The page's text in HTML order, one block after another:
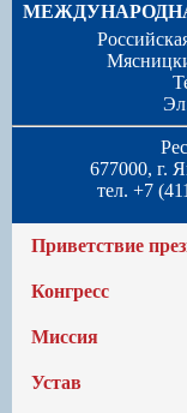
677000, г.
тел. +7
Приветствие
Конгресс
Миссия
Устав